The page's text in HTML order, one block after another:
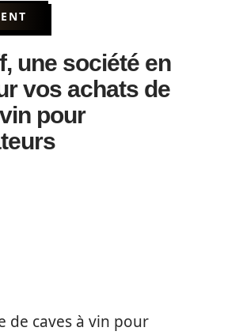
une société en
vos achats de
pour
de caves à vin pour